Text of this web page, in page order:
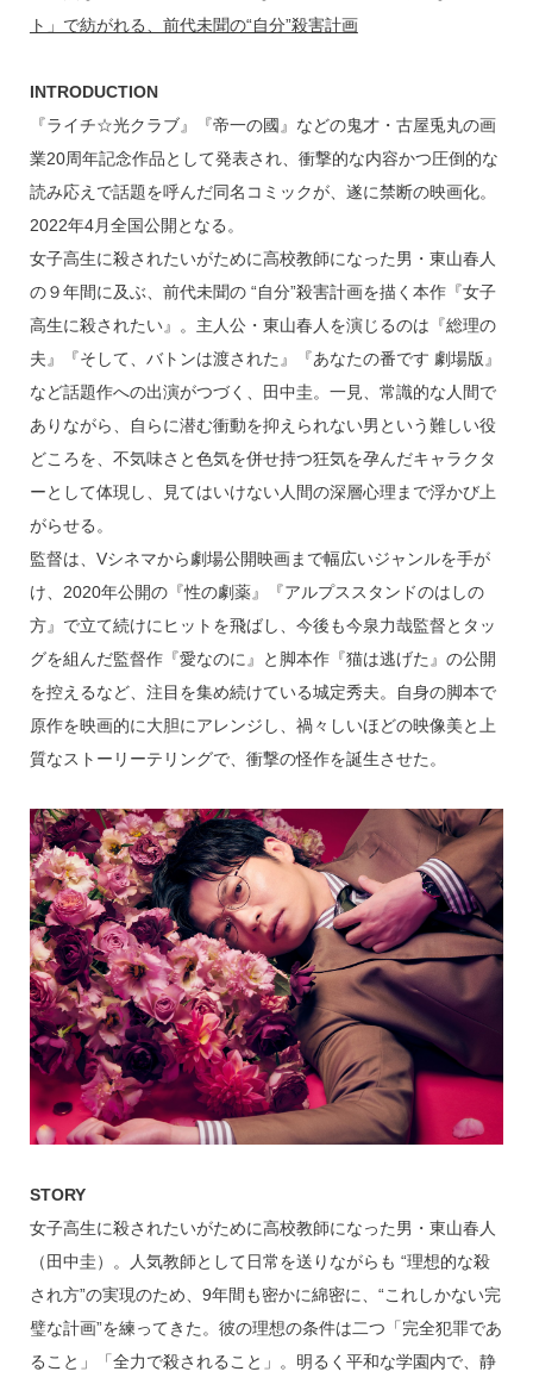
ト」で紡がれる、前代未聞の“自分”殺害計画
INTRODUCTION
『ライチ☆光クラブ』『帝一の國』などの鬼才・古屋兎丸の画
業20周年記念作品として発表され、衝撃的な内容かつ圧倒的な
読み応えで話題を呼んだ同名コミックが、遂に禁断の映画化。
2022年4月全国公開となる。
女子高生に殺されたいがために高校教師になった男・東山春人
の９年間に及ぶ、前代未聞の “自分”殺害計画を描く本作『女子
高生に殺されたい』。主人公・東山春人を演じるのは『総理の
夫』『そして、バトンは渡された』『あなたの番です 劇場版』
など話題作への出演がつづく、田中圭。一見、常識的な人間で
ありながら、自らに潜む衝動を抑えられない男という難しい役
どころを、不気味さと色気を併せ持つ狂気を孕んだキャラクタ
ーとして体現し、見てはいけない人間の深層心理まで浮かび上
がらせる。
監督は、Vシネマから劇場公開映画まで幅広いジャンルを手が
け、2020年公開の『性の劇薬』『アルプススタンドのはしの
方』で立て続けにヒットを飛ばし、今後も今泉力哉監督とタッ
グを組んだ監督作『愛なのに』と脚本作『猫は逃げた』の公開
を控えるなど、注目を集め続けている城定秀夫。自身の脚本で
原作を映画的に大胆にアレンジし、禍々しいほどの映像美と上
質なストーリーテリングで、衝撃の怪作を誕生させた。
STORY
女子高生に殺されたいがために高校教師になった男・東山春人
（田中圭）。人気教師として日常を送りながらも “理想的な殺
され方”の実現のため、9年間も密かに綿密に、“これしかない完
璧な計画”を練ってきた。彼の理想の条件は二つ「完全犯罪であ
ること」「全力で殺されること」。明るく平和な学園内で、静